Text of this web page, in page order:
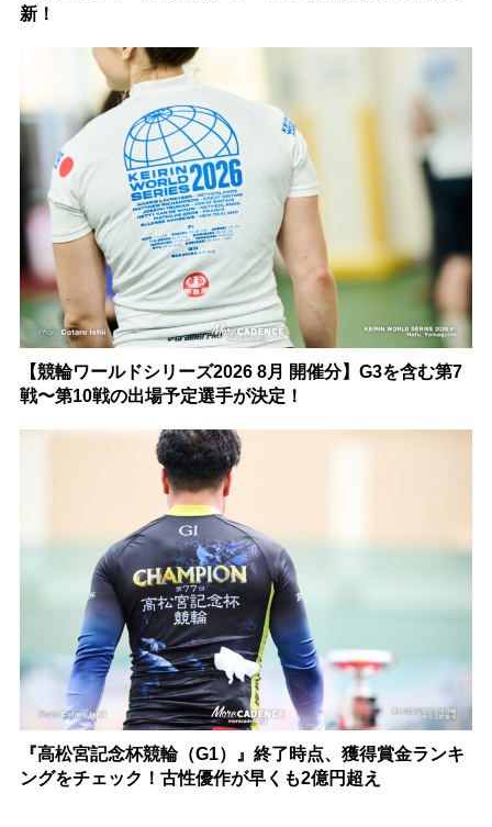
新！
【競輪ワールドシリーズ2026 8月 開催分】G3を含む第7
戦〜第10戦の出場予定選手が決定！
『高松宮記念杯競輪（G1）』終了時点、獲得賞金ランキ
ングをチェック！古性優作が早くも2億円超え